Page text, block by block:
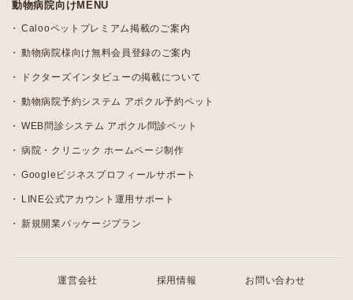
動物病院向けMENU
Calooペットプレミアム掲載のご案内
動物病院様向け無料会員登録のご案内
ドクターズインタビューの掲載について
動物病院予約システム アポクル予約ペット
WEB問診システム アポクル問診ペット
病院・クリニック ホームページ制作
Googleビジネスプロフィールサポート
LINE公式アカウント運用サポート
新規開業パッケージプラン
運営会社 採用情報 お問い合わせ